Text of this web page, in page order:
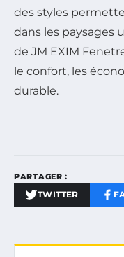
des styles
dans les paysages
de JM EXIM
le confort, les
durable.
PARTAGER :
TWITTER